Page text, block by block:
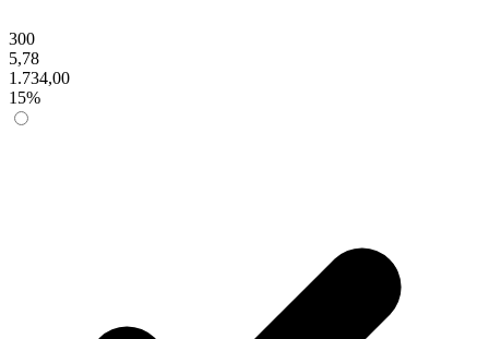
300
5,78
1.734,00
15%